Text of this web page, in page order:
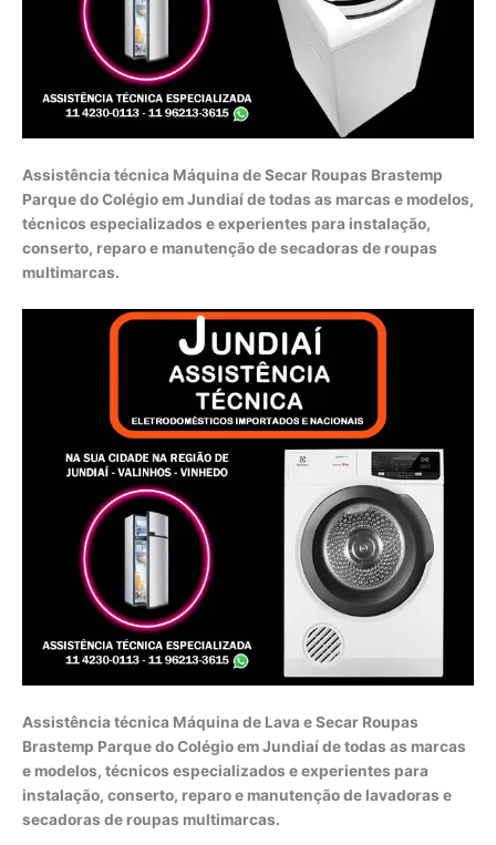
Assistência técnica Máquina de Secar Roupas Brastemp
Parque do Colégio em Jundiaí de todas as marcas e modelos,
técnicos especializados e experientes para instalação,
conserto, reparo e manutenção de secadoras de roupas
multimarcas.
Assistência técnica Máquina de Lava e Secar Roupas
Brastemp Parque do Colégio em Jundiaí de todas as marcas
e modelos, técnicos especializados e experientes para
instalação, conserto, reparo e manutenção de lavadoras e
secadoras de roupas multimarcas.